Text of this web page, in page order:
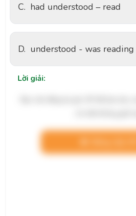
C. had understood – read
D. understood - was reading
Lời giải: